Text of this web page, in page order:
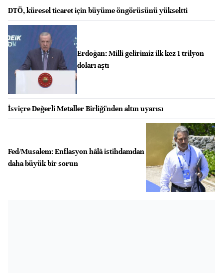
DTÖ, küresel ticaret için büyüme öngörüsünü yükseltti
Erdoğan: Milli gelirimiz ilk kez 1 trilyon
doları aştı
İsviçre Değerli Metaller Birliği'nden altın uyarısı
Fed/Musalem: Enflasyon hâlâ istihdamdan
daha büyük bir sorun